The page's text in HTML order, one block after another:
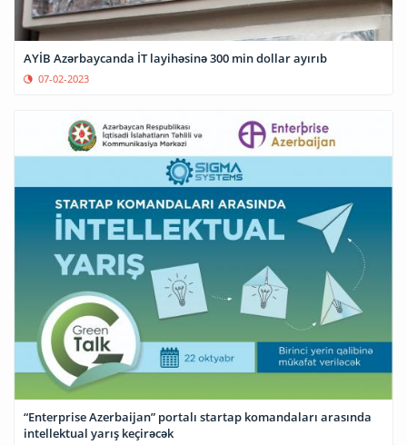
AYİB Azərbaycanda İT layihəsinə 300 min dollar ayırıb
07-02-2023
“Enterprise Azerbaijan” portalı startap komandaları arasında
intellektual yarış keçirəcək